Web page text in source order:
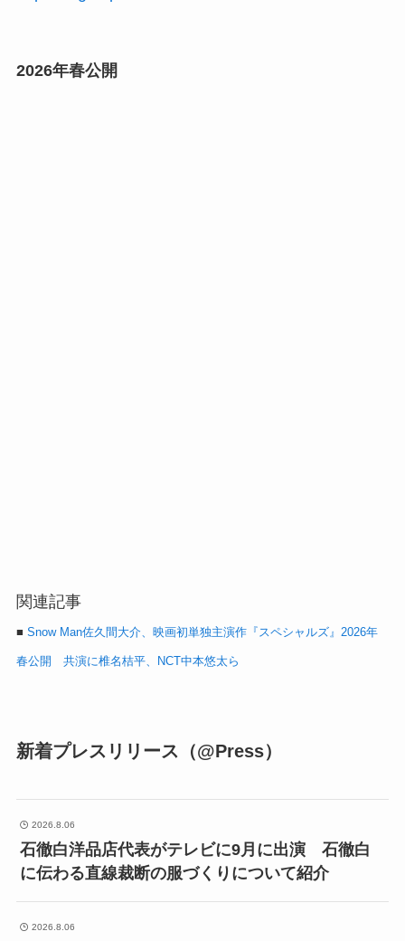
2026年春公開
関連記事
■ Snow Man佐久間大介、映画初単独主演作『スペシャルズ』2026年
春公開 共演に椎名桔平、NCT中本悠太ら
新着プレスリリース（@Press）
2026.8.06
石徹白洋品店代表がテレビに9月に出演 石徹白
に伝わる直線裁断の服づくりについて紹介
2026.8.06